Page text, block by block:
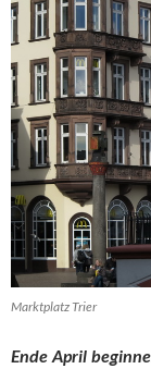
Marktplatz Trier
Ende April